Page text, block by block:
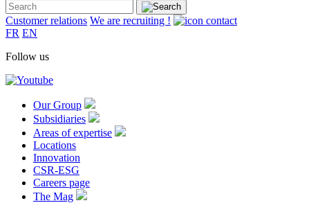
Customer relations We are recruiting !
FR EN
Follow us
Our Group
Subsidiaries
Areas of expertise
Locations
Innovation
CSR-ESG
Careers page
The Mag